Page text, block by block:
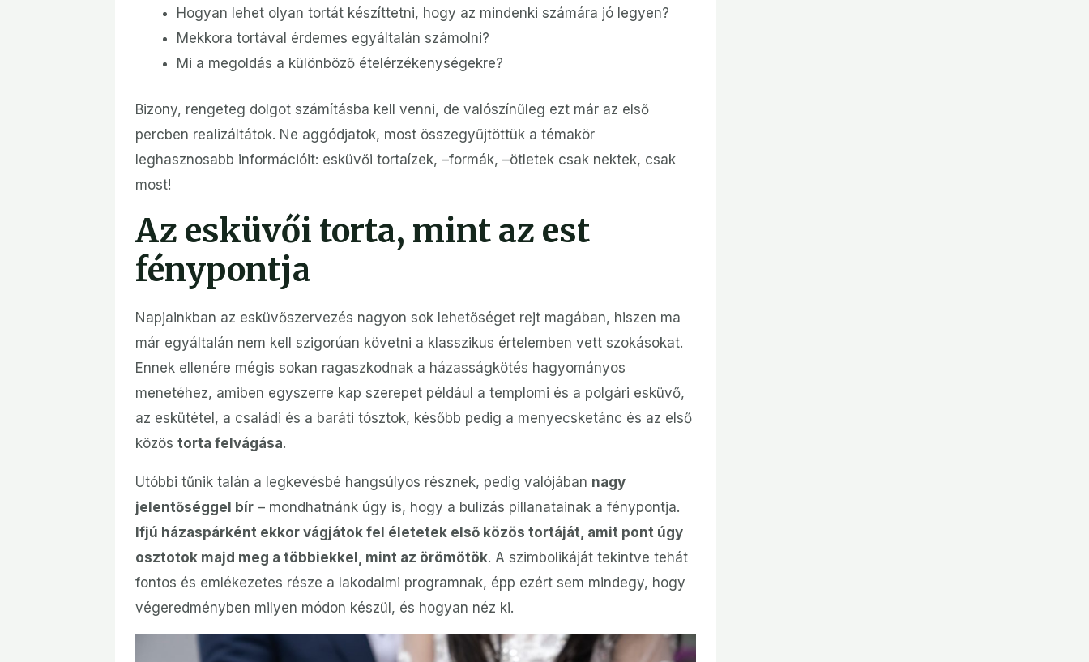
Hogyan lehet olyan tortát készíttetni, hogy az mindenki számára jó legyen?
Mekkora tortával érdemes egyáltalán számolni?
Mi a megoldás a különböző ételérzékenységekre?
Bizony, rengeteg dolgot számításba kell venni, de valószínűleg ezt már az első
percben realizáltátok. Ne aggódjatok, most összegyűjtöttük a témakör
leghasznosabb információit: esküvői tortaízek, –formák, –ötletek csak nektek, csak
most!
Az esküvői torta, mint az est
fénypontja
Napjainkban az esküvőszervezés nagyon sok lehetőséget rejt magában, hiszen ma
már egyáltalán nem kell szigorúan követni a klasszikus értelemben vett szokásokat.
Ennek ellenére mégis sokan ragaszkodnak a házasságkötés hagyományos
menetéhez, amiben egyszerre kap szerepet például a templomi és a polgári esküvő,
az eskütétel, a családi és a baráti tósztok, később pedig a menyecsketánc és az első
közös torta felvágása.
Utóbbi tűnik talán a legkevésbé hangsúlyos résznek, pedig valójában nagy
jelentőséggel bír – mondhatnánk úgy is, hogy a bulizás pillanatainak a fénypontja.
Ifjú házaspárként ekkor vágjátok fel életetek első közös tortáját, amit pont úgy
osztotok majd meg a többiekkel, mint az örömötök. A szimbolikáját tekintve tehát
fontos és emlékezetes része a lakodalmi programnak, épp ezért sem mindegy, hogy
végeredményben milyen módon készül, és hogyan néz ki.